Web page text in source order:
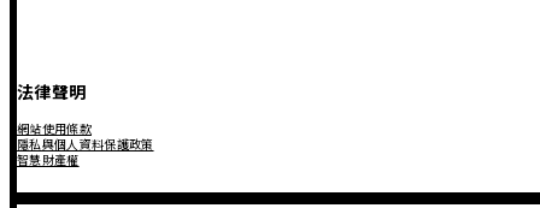
法律聲明
網站使用條款
隱私與個人資料保護政策
智慧財產權